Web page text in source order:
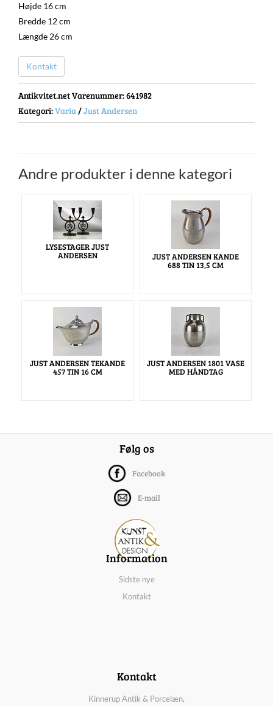
Højde 16 cm
Bredde 12 cm
Længde 26 cm
Kontakt
Antikvitet.net Varenummer: 641982
Kategori:Varia /Just Andersen
Andre produkter i denne kategori
LYSESTAGER JUST
ANDERSEN JUST ANDERSEN KANDE
688 TIN 13,5 CM
JUST ANDERSEN TEKANDE
457 TIN 16 CM
JUST ANDERSEN 1801 VASE
MED HÅNDTAG
Følg os
Facebook
E-mail
Information
Sidste nye
Kontakt
Kontakt
Kinnerup Antik & Porcelæn,